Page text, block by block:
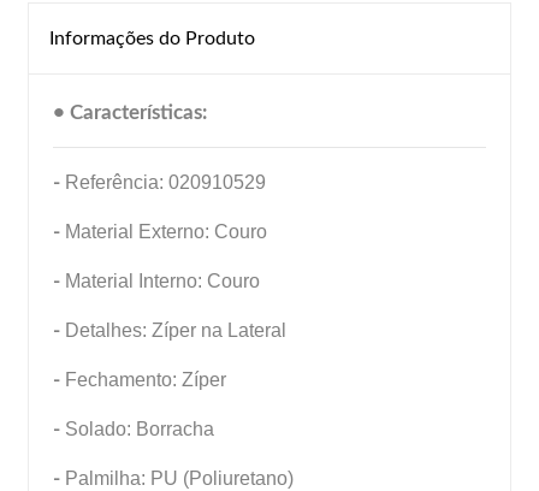
Informações do Produto
• Características:
- Referência: 020910529
- Material Externo: Couro
- Material Interno: Couro
- Detalhes: Zíper na Lateral
- Fechamento: Zíper
- Solado: Borracha
- Palmilha: PU (Poliuretano)